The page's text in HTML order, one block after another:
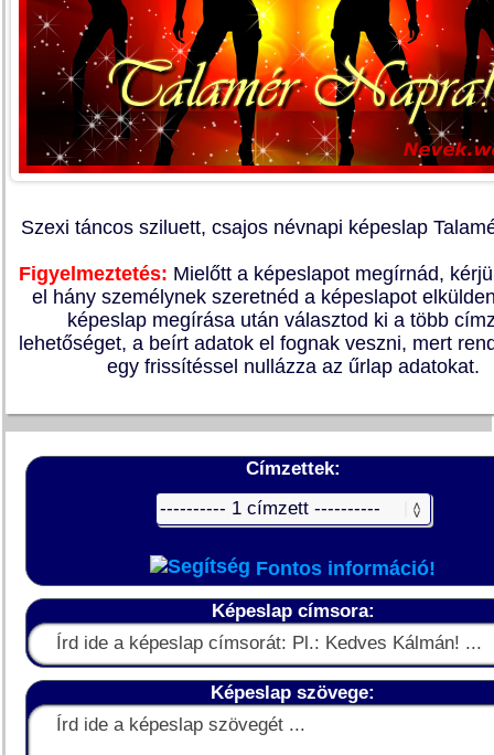
Szexi táncos sziluett, csajos névnapi képeslap
Figyelmeztetés: Mielőtt a képeslapot megírnád,
el hány személynek szeretnéd a képeslapot
képeslap megírása után választod ki a több
lehetőséget, a beírt adatok el fognak veszni, mert
egy frissítéssel nullázza az űrlap adatokat.
Címzettek:
Fontos információ!
Képeslap címsora:
Képeslap szövege: